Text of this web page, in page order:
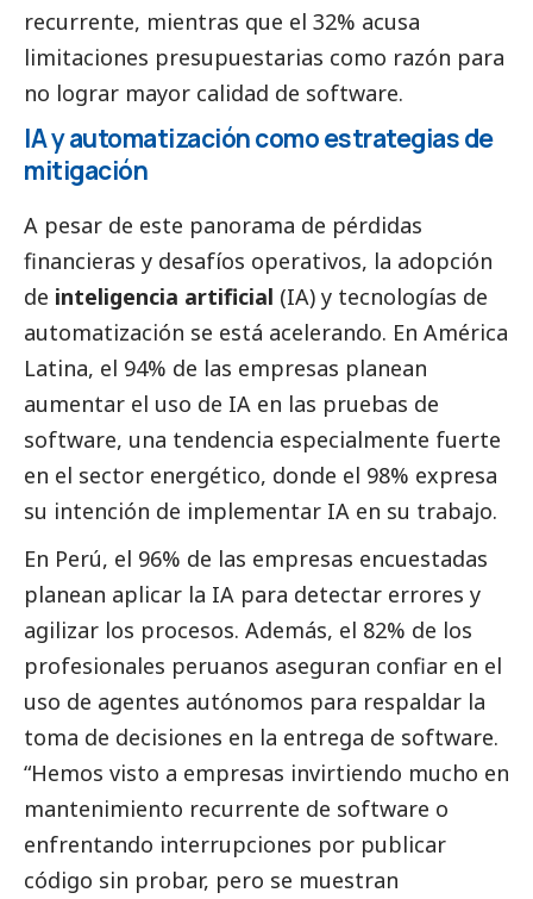
recurrente, mientras que el 32% acusa
limitaciones presupuestarias como razón para
no lograr mayor calidad de software.
IA y automatización como estrategias de
mitigación
A pesar de este panorama de pérdidas
financieras y desafíos operativos, la adopción
de inteligencia artificial (IA) y tecnologías de
automatización se está acelerando. En América
Latina, el 94% de las empresas planean
aumentar el uso de IA en las pruebas de
software, una tendencia especialmente fuerte
en el sector energético, donde el 98% expresa
su intención de implementar IA en su trabajo.
En Perú, el 96% de las empresas encuestadas
planean aplicar la IA para detectar errores y
agilizar los procesos. Además, el 82% de los
profesionales peruanos aseguran confiar en el
uso de agentes autónomos para respaldar la
toma de decisiones en la entrega de software.
“Hemos visto a empresas invirtiendo mucho en
mantenimiento recurrente de software o
enfrentando interrupciones por publicar
código sin probar, pero se muestran